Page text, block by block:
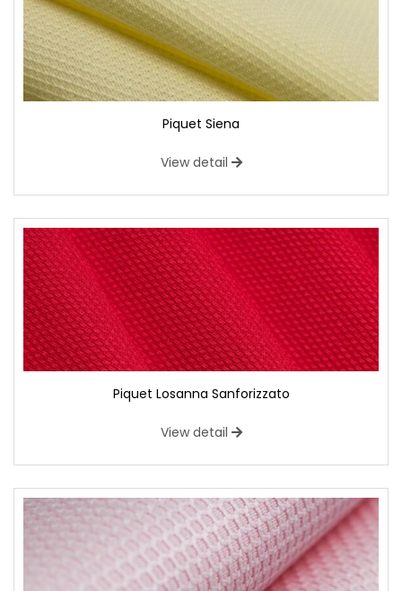
Piquet Siena
View detail
Piquet Losanna Sanforizzato
View detail